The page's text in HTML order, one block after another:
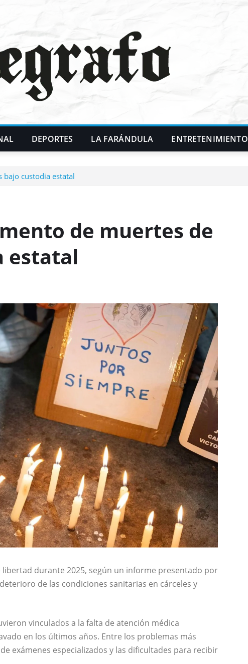
DEPORTES LA FARÁNDULA ENTRETENIMIENTO
bajo custodia estatal
de muertes de
estatal
durante 2025, según un informe presentado por
de las condiciones sanitarias en cárceles y
vinculados a la falta de atención médica
en los últimos años. Entre los problemas más
exámenes especializados y las dificultades para recibir